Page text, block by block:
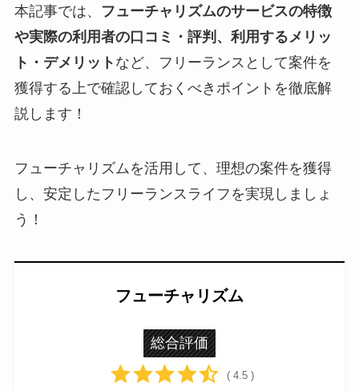
本記事では、
フューチャリズムのサービスの特徴
や実際の利用者の口コミ・評判、利用するメリッ
ト・デメリット など、フリーランスとして案件を
獲得する上で確認しておくべきポイントを徹底解
説します！
フューチャリズムを活用して、理想の案件を獲得
し、安定したフリーランスライフを実現しましょ
う！
フューチャリズム
総合評価
( 4.5 )